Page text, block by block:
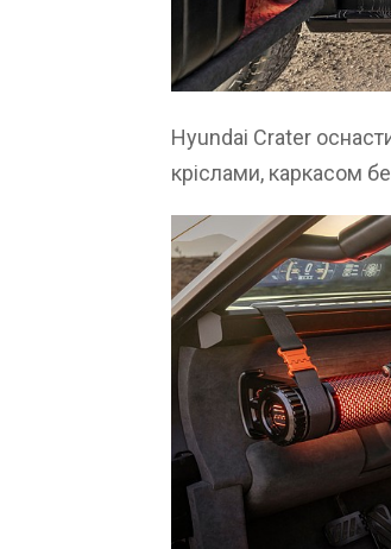
Hyundai Crater
кріслами, каркасом